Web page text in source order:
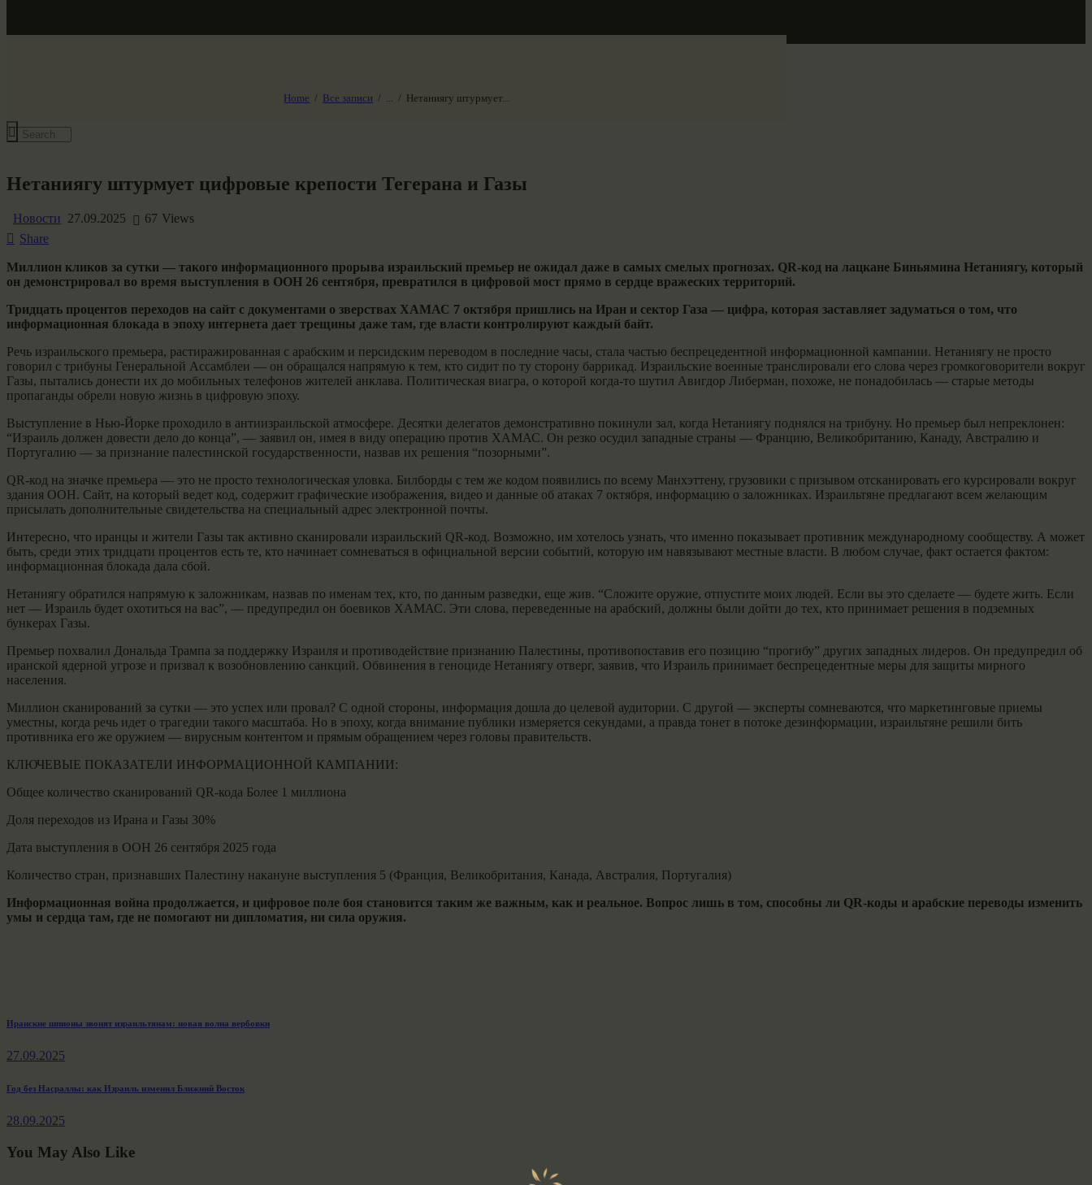
Home Все записи ... Нетаниягу штурмует...
Нетаниягу штурмует цифровые крепости Тегерана и Газы
Новости 27.09.2025 67 Views
Share
Миллион кликов за сутки — такого информационного прорыва израильский премьер не ожидал даже в самых смелых прогнозах. QR-код на лацкане Биньямина Нетаниягу, который
он демонстрировал во время выступления в ООН 26 сентября, превратился в цифровой мост прямо в сердце вражеских территорий.
Тридцать процентов переходов на сайт с документами о зверствах ХАМАС 7 октября пришлись на Иран и сектор Газа — цифра, которая заставляет задуматься о том, что
информационная блокада в эпоху интернета дает трещины даже там, где власти контролируют каждый байт.
Речь израильского премьера, растиражированная с арабским и персидским переводом в последние часы, стала частью беспрецедентной информационной кампании. Нетаниягу не просто
говорил с трибуны Генеральной Ассамблеи — он обращался напрямую к тем, кто сидит по ту сторону баррикад. Израильские военные транслировали его слова через громкоговорители вокруг
Газы, пытались донести их до мобильных телефонов жителей анклава. Политическая виагра, о которой когда-то шутил Авигдор Либерман, похоже, не понадобилась — старые методы
пропаганды обрели новую жизнь в цифровую эпоху.
Выступление в Нью-Йорке проходило в антиизраильской атмосфере. Десятки делегатов демонстративно покинули зал, когда Нетаниягу поднялся на трибуну. Но премьер был непреклонен:
“Израиль должен довести дело до конца”, — заявил он, имея в виду операцию против ХАМАС. Он резко осудил западные страны — Францию, Великобританию, Канаду, Австралию и
Португалию — за признание палестинской государственности, назвав их решения “позорными”.
QR-код на значке премьера — это не просто технологическая уловка. Билборды с тем же кодом появились по всему Манхэттену, грузовики с призывом отсканировать его курсировали вокруг
здания ООН. Сайт, на который ведет код, содержит графические изображения, видео и данные об атаках 7 октября, информацию о заложниках. Израильтяне предлагают всем желающим
присылать дополнительные свидетельства на специальный адрес электронной почты.
Интересно, что иранцы и жители Газы так активно сканировали израильский QR-код. Возможно, им хотелось узнать, что именно показывает противник международному сообществу. А может
быть, среди этих тридцати процентов есть те, кто начинает сомневаться в официальной версии событий, которую им навязывают местные власти. В любом случае, факт остается фактом:
информационная блокада дала сбой.
Нетаниягу обратился напрямую к заложникам, назвав по именам тех, кто, по данным разведки, еще жив. “Сложите оружие, отпустите моих людей. Если вы это сделаете — будете жить. Если
нет — Израиль будет охотиться на вас”, — предупредил он боевиков ХАМАС. Эти слова, переведенные на арабский, должны были дойти до тех, кто принимает решения в подземных
бункерах Газы.
Премьер похвалил Дональда Трампа за поддержку Израиля и противодействие признанию Палестины, противопоставив его позицию “прогибу” других западных лидеров. Он предупредил об
иранской ядерной угрозе и призвал к возобновлению санкций. Обвинения в геноциде Нетаниягу отверг, заявив, что Израиль принимает беспрецедентные меры для защиты мирного
населения.
Миллион сканирований за сутки — это успех или провал? С одной стороны, информация дошла до целевой аудитории. С другой — эксперты сомневаются, что маркетинговые приемы
уместны, когда речь идет о трагедии такого масштаба. Но в эпоху, когда внимание публики измеряется секундами, а правда тонет в потоке дезинформации, израильтяне решили бить
противника его же оружием — вирусным контентом и прямым обращением через головы правительств.
КЛЮЧЕВЫЕ ПОКАЗАТЕЛИ ИНФОРМАЦИОННОЙ КАМПАНИИ:
Общее количество сканирований QR-кода Более 1 миллиона
Доля переходов из Ирана и Газы 30%
Дата выступления в ООН 26 сентября 2025 года
Количество стран, признавших Палестину накануне выступления 5 (Франция, Великобритания, Канада, Австралия, Португалия)
Информационная война продолжается, и цифровое поле боя становится таким же важным, как и реальное. Вопрос лишь в том, способны ли QR-коды и арабские переводы изменить
умы и сердца там, где не помогают ни дипломатия, ни сила оружия.
Навигация
по
Previous
Иранские шпионы звонят израильтянам: новая волна вербовки
27.09.2025
Next
Год без Насраллы: как Израиль изменил Ближний Восток
28.09.2025
You May Also Like